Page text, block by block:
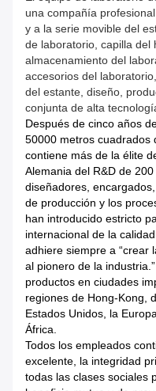
una compañía
y a la serie movible del
de laboratorio, capilla del
almacenamiento del
accesorios del
del estante, diseño,
conjunta de alta
Después de cinco años
50000 metros cuadrados
contiene más de la élite
Alemania del R&D de
diseñadores,
de producción y los
han introducido estricto
internacional de la
adhiere siempre a “crear
al pionero de la
productos en ciudades
regiones de Hong-Kong,
Estados Unidos, la
África.
Todos los empleados
excelente, la integridad
todas las clases sociales